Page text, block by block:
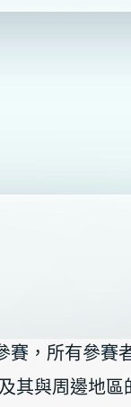
賽，所有參賽
其與周邊地